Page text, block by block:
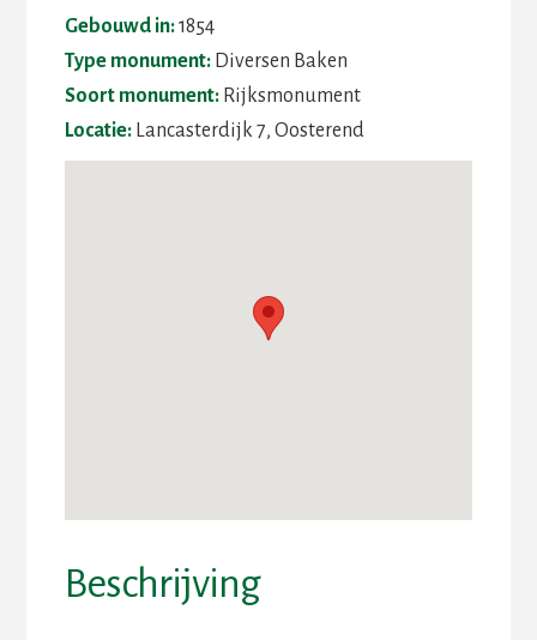
Gebouwd in:1854
Type monument:Diversen Baken
Soort monument:Rijksmonument
Locatie:Lancasterdijk 7, Oosterend
Beschrijving